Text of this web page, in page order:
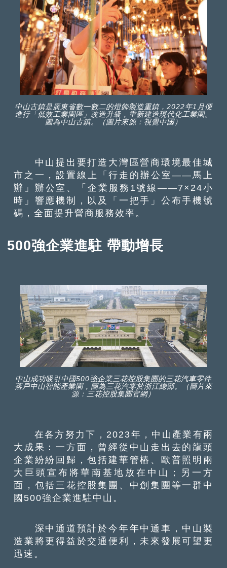
中山古鎮是廣東省數一數二的燈飾製造重鎮，2022年1月便
進行「低效工業園區」改造升級，重新建造現代化工業園。
圖為中山古鎮。（圖片來源：視覺中國）
中山提出要打造大灣區營商環境最佳城
市之一，設置線上「行走的辦公室——馬上
辦」辦公室、「企業服務1號線——7×24小
時」響應機制，以及「一把手」公布手機號
碼，全面提升營商服務效率。
500強企業進駐 帶動增長
中山成功吸引中國500強企業三花控股集團的三花汽車零件
落戶中山智能產業園，圖為三花汽零於浙江總部。（圖片來
源：三花控股集團官網）
在各方努力下，2023年，中山產業有兩
大成果：一方面，曾經從中山走出去的龍頭
企業紛紛回歸，包括建華管樁、歐普照明兩
大巨頭宣布將華南基地放在中山；另一方
面，包括三花控股集團、中創集團等一群中
國500強企業進駐中山。
深中通道預計於今年年中通車，中山製
造業將更得益於交通便利，未來發展可望更
迅速。